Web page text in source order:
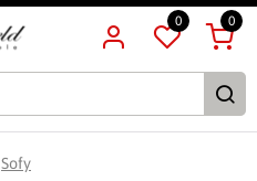
0 0
Sofy